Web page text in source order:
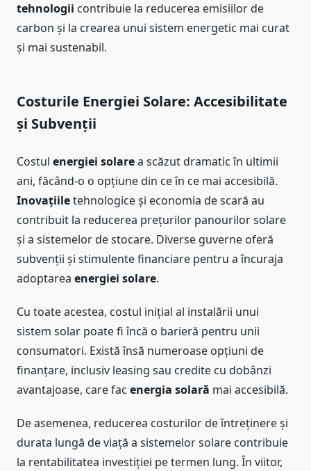
tehnologii contribuie la reducerea emisiilor de
carbon și la crearea unui sistem energetic mai curat
și mai sustenabil.
Costurile Energiei Solare: Accesibilitate
și Subvenții
Costul energiei solarea scăzut dramatic în ultimii
ani, făcând-o o opțiune din ce în ce mai accesibilă.
Inovațiiletehnologice și economia de scară au
contribuit la reducerea prețurilor panourilor solare
și a sistemelor de stocare. Diverse guverne oferă
subvenții și stimulente financiare pentru a încuraja
adoptarea energiei solare.
Cu toate acestea, costul inițial al instalării unui
sistem solar poate fi încă o barieră pentru unii
consumatori. Există însă numeroase opțiuni de
finanțare, inclusiv leasing sau credite cu dobânzi
avantajoase, care fac energia solară mai accesibilă.
De asemenea, reducerea costurilor de întreținere și
durata lungă de viață a sistemelor solare contribuie
la rentabilitatea investiției pe termen lung. În viitor,